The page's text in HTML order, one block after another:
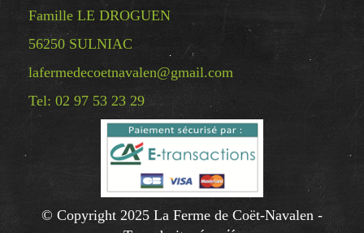
Famille LE DROGUEN
56250 SULNIAC
lafermedecoetnavalen@gmail.com
Tel: 02 97 53 23 29
© Copyright 2025 La Ferme de Coët-Navalen -